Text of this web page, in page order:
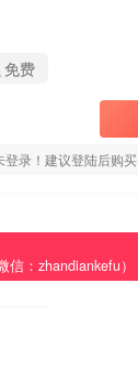
免费
登录！建议登陆后购
信：zhandiankefu）